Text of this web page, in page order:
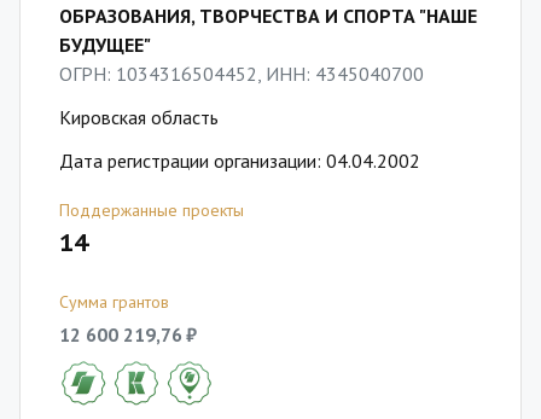
ОБРАЗОВАНИЯ, ТВОРЧЕСТВА И СПОРТА "НАШЕ
БУДУЩЕЕ"
ОГРН: 1034316504452, ИНН: 4345040700
Кировская область
Дата регистрации организации: 04.04.2002
Поддержанные проекты
14
Сумма грантов
12 600 219,76 ₽